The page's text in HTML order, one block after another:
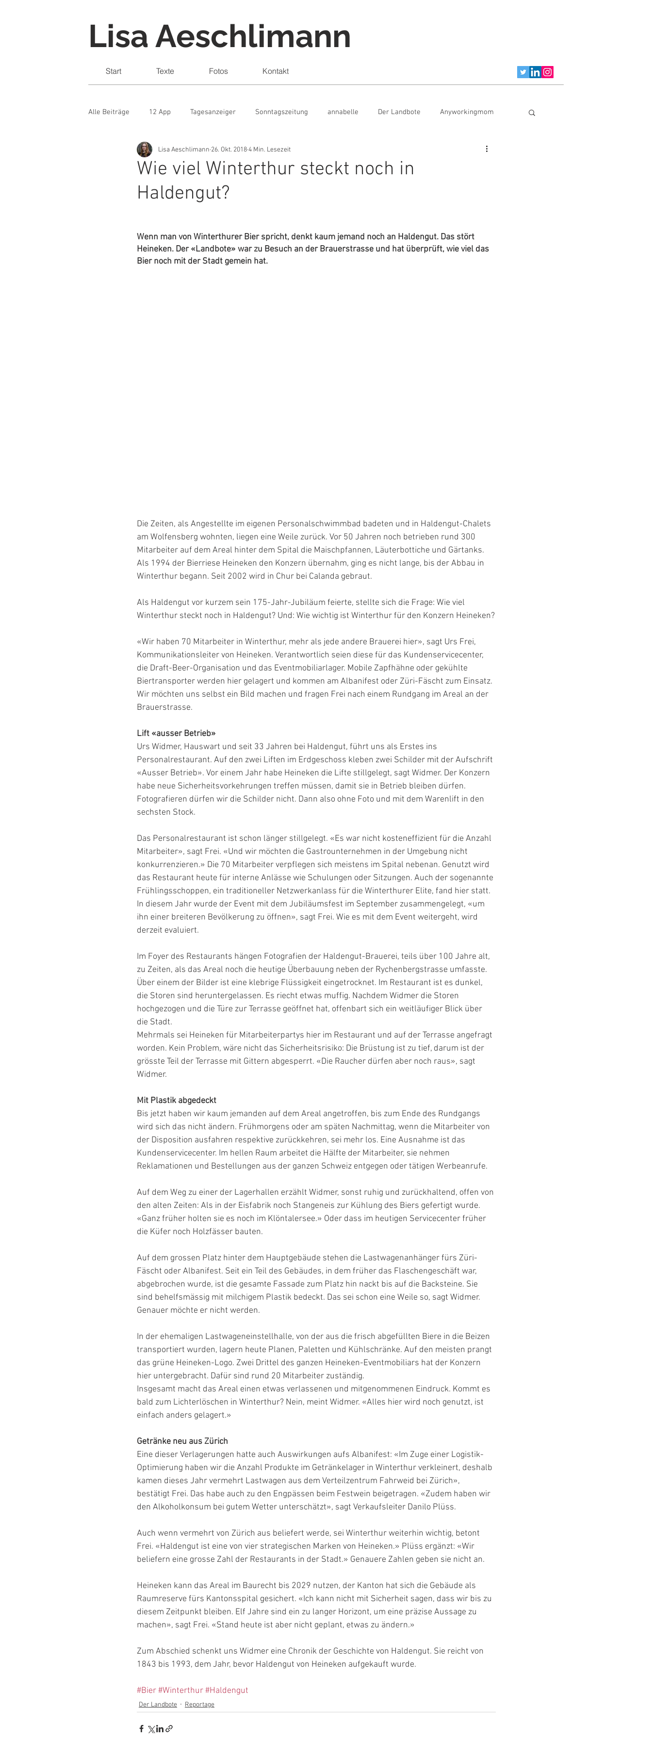
Lisa Aeschlimann
Start Texte Fotos Kontakt
Alle Beiträge 12 App Tagesanzeiger Sonntagszeitung annabelle Der Landbote Anyworkingmom
Recherche Porträt Reportage News Schreibübungen
Sonntagsblick NZZ
Wie viel Winterthur steckt noch in
Haldengut?
Lisa Aeschlimann 26. Okt. 20184 Min. Lesezeit
Wenn man von Winterthurer Bier spricht, denkt kaum jemand noch an Haldengut. Das stört
Heineken. Der «Landbote» war zu Besuch an der Brauerstrasse und hat überprüft, wie viel das
Bier noch mit der Stadt gemein hat.
Die Zeiten, als Angestellte im eigenen Personalschwimmbad badeten und in Haldengut-Chalets
am Wolfensberg wohnten, liegen eine Weile zurück. Vor 50 Jahren noch betrieben rund 300
Mitarbeiter auf dem Areal hinter dem Spital die Maischpfannen, Läuterbottiche und Gärtanks.
Als 1994 der Bierriese Heineken den Konzern übernahm, ging es nicht lange, bis der Abbau in
Winterthur begann. Seit 2002 wird in Chur bei Calanda gebraut.
Als Haldengut vor kurzem sein 175-Jahr-Jubiläum feierte, stellte sich die Frage: Wie viel
Winterthur steckt noch in Haldengut? Und: Wie wichtig ist Winterthur für den Konzern Heineken?
«Wir haben 70 Mitarbeiter in Winterthur, mehr als jede andere Brauerei hier», sagt Urs Frei,
Kommunikationsleiter von Heineken. Verantwortlich seien diese für das Kundenservicecenter,
die Draft-Beer-Organisation und das Eventmobiliarlager. Mobile Zapfhähne oder gekühlte
Biertransporter werden hier gelagert und kommen am Albanifest oder Züri-Fäscht zum Einsatz.
Wir möchten uns selbst ein Bild machen und fragen Frei nach einem Rundgang im Areal an der
Brauerstrasse.
Lift «ausser Betrieb»
Urs Widmer, Hauswart und seit 33 Jahren bei Haldengut, führt uns als Erstes ins
Personalrestaurant. Auf den zwei Liften im Erdgeschoss kleben zwei Schilder mit der Aufschrift
«Ausser Betrieb». Vor einem Jahr habe Heineken die Lifte stillgelegt, sagt Widmer. Der Konzern
habe neue Sicherheitsvorkehrungen treffen müssen, damit sie in Betrieb bleiben dürfen.
Fotografieren dürfen wir die Schilder nicht. Dann also ohne Foto und mit dem Warenlift in den
sechsten Stock.
Das Personalrestaurant ist schon länger stillgelegt. «Es war nicht kosteneffizient für die Anzahl
Mitarbeiter», sagt Frei. «Und wir möchten die Gastrounternehmen in der Umgebung nicht
konkurrenzieren.» Die 70 Mitarbeiter verpflegen sich meistens im Spital nebenan. Genutzt wird
das Restaurant heute für interne Anlässe wie Schulungen oder Sitzungen. Auch der sogenannte
Frühlingsschoppen, ein traditioneller Netzwerkanlass für die Winterthurer Elite, fand hier statt.
In diesem Jahr wurde der Event mit dem Jubiläumsfest im September zusammengelegt, «um
ihn einer breiteren Bevölkerung zu öffnen», sagt Frei. Wie es mit dem Event weitergeht, wird
derzeit evaluiert.
Im Foyer des Restaurants hängen Fotografien der Haldengut-Brauerei, teils über 100 Jahre alt,
zu Zeiten, als das Areal noch die heutige Überbauung neben der Rychenbergstrasse umfasste.
Über einem der Bilder ist eine klebrige Flüssigkeit eingetrocknet. Im Restaurant ist es dunkel,
die Storen sind heruntergelassen. Es riecht etwas muffig. Nachdem Widmer die Storen
hochgezogen und die Türe zur Terrasse geöffnet hat, offenbart sich ein weitläufiger Blick über
die Stadt.
Mehrmals sei Heineken für Mitarbeiterpartys hier im Restaurant und auf der Terrasse angefragt
worden. Kein Problem, wäre nicht das Sicherheitsrisiko: Die Brüstung ist zu tief, darum ist der
grösste Teil der Terrasse mit Gittern abgesperrt. «Die Raucher dürfen aber noch raus», sagt
Widmer.
Mit Plastik abgedeckt
Bis jetzt haben wir kaum jemanden auf dem Areal angetroffen, bis zum Ende des Rundgangs
wird sich das nicht ändern. Frühmorgens oder am späten Nachmittag, wenn die Mitarbeiter von
der Disposition ausfahren respektive zurückkehren, sei mehr los. Eine Ausnahme ist das
Kundenservicecenter. Im hellen Raum arbeitet die Hälfte der Mitarbeiter, sie nehmen
Reklamationen und Bestellungen aus der ganzen Schweiz entgegen oder tätigen Werbeanrufe.
Auf dem Weg zu einer der Lagerhallen erzählt Widmer, sonst ruhig und zurückhaltend, offen von
den alten Zeiten: Als in der Eisfabrik noch Stangeneis zur Kühlung des Biers gefertigt wurde.
«Ganz früher holten sie es noch im Klöntalersee.» Oder dass im heutigen Servicecenter früher
die Küfer noch Holzfässer bauten.
Auf dem grossen Platz hinter dem Hauptgebäude stehen die Lastwagenanhänger fürs Züri-
Fäscht oder Albanifest. Seit ein Teil des Gebäudes, in dem früher das Flaschengeschäft war,
abgebrochen wurde, ist die gesamte Fassade zum Platz hin nackt bis auf die Backsteine. Sie
sind behelfsmässig mit milchigem Plastik bedeckt. Das sei schon eine Weile so, sagt Widmer.
Genauer möchte er nicht werden.
In der ehemaligen Lastwageneinstellhalle, von der aus die frisch abgefüllten Biere in die Beizen
transportiert wurden, lagern heute Planen, Paletten und Kühlschränke. Auf den meisten prangt
das grüne Heineken-Logo. Zwei Drittel des ganzen Heineken-Eventmobiliars hat der Konzern
hier untergebracht. Dafür sind rund 20 Mitarbeiter zuständig.
Insgesamt macht das Areal einen etwas verlassenen und mitgenommenen Eindruck. Kommt es
bald zum Lichterlöschen in Winterthur? Nein, meint Widmer. «Alles hier wird noch genutzt, ist
einfach anders gelagert.»
Getränke neu aus Zürich
Eine dieser Verlagerungen hatte auch Auswirkungen aufs Albanifest: «Im Zuge einer Logistik-
Optimierung haben wir die Anzahl Produkte im Getränkelager in Winterthur verkleinert, deshalb
kamen dieses Jahr vermehrt Lastwagen aus dem Verteilzentrum Fahrweid bei Zürich»,
bestätigt Frei. Das habe auch zu den Engpässen beim Festwein beigetragen. «Zudem haben wir
den Alkoholkonsum bei gutem Wetter unterschätzt», sagt Verkaufsleiter Danilo Plüss.
Auch wenn vermehrt von Zürich aus beliefert werde, sei Winterthur weiterhin wichtig, betont
Frei. «Haldengut ist eine von vier strategischen Marken von Heineken.» Plüss ergänzt: «Wir
beliefern eine grosse Zahl der Restaurants in der Stadt.» Genauere Zahlen geben sie nicht an.
Heineken kann das Areal im Baurecht bis 2029 nutzen, der Kanton hat sich die Gebäude als
Raumreserve fürs Kantonsspital gesichert. «Ich kann nicht mit Sicherheit sagen, dass wir bis zu
diesem Zeitpunkt bleiben. Elf Jahre sind ein zu langer Horizont, um eine präzise Aussage zu
machen», sagt Frei. «Stand heute ist aber nicht geplant, etwas zu ändern.»
Zum Abschied schenkt uns Widmer eine Chronik der Geschichte von Haldengut. Sie reicht von
1843 bis 1993, dem Jahr, bevor Haldengut von Heineken aufgekauft wurde.
#Bier#Winterthur#Haldengut
Der Landbote Reportage